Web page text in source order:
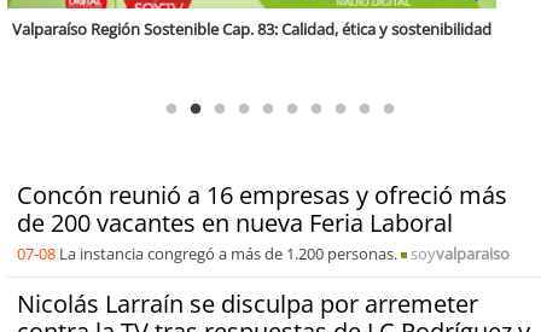
Concón reunió a 16 empresas y ofreció más
de 200 vacantes en nueva Feria Laboral
07-08 La instancia congregó a más de 1.200 personas. soyvalparaiso
Nicolás Larraín se disculpa por arremeter